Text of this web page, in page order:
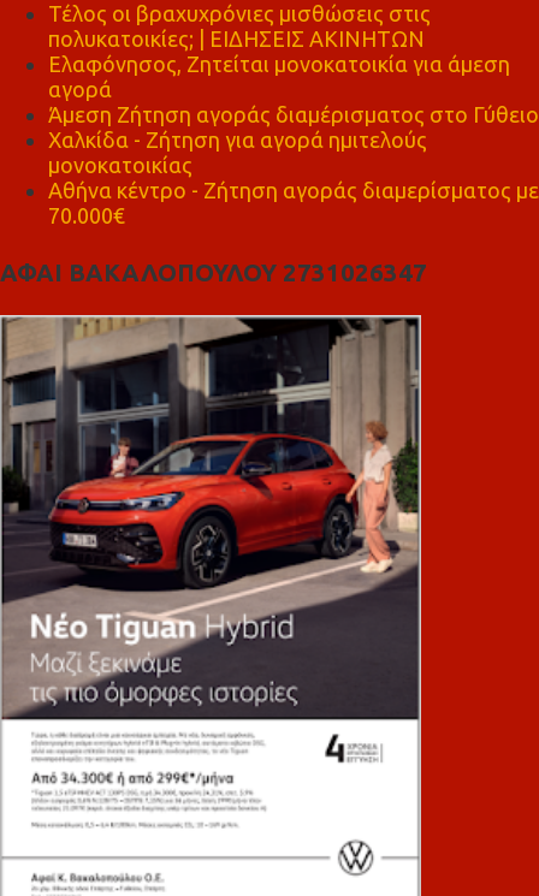
Τέλος οι βραχυχρόνιες μισθώσεις στις
πολυκατοικίες; | ΕΙΔΗΣΕΙΣ ΑΚΙΝΗΤΩΝ
Ελαφόνησος, Ζητείται μονοκατοικία για άμεση
αγορά
Άμεση Ζήτηση αγοράς διαμέρισματος στο Γύθειο
Χαλκίδα - Ζήτηση για αγορά ημιτελούς
μονοκατοικίας
Αθήνα κέντρο - Ζήτηση αγοράς διαμερίσματος με
70.000€
ΑΦΑΙ ΒΑΚΑΛΟΠΟΥΛΟΥ 2731026347